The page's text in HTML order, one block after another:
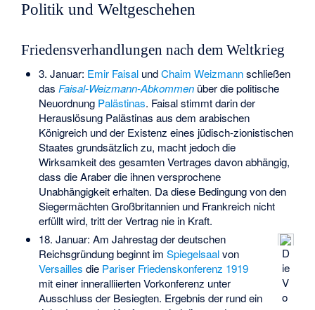
Politik und Weltgeschehen
Friedensverhandlungen nach dem Weltkrieg
3. Januar: Emir FaisalundChaim Weizmannschließen
das Faisal-Weizmann-Abkommenüber die politische
Neuordnung Palästinas. Faisal stimmt darin der
Herauslösung Palästinas aus dem arabischen
Königreich und der Existenz eines jüdisch-zionistischen
Staates grundsätzlich zu, macht jedoch die
Wirksamkeit des gesamten Vertrages davon abhängig,
dass die Araber die ihnen versprochene
Unabhängigkeit erhalten. Da diese Bedingung von den
Siegermächten Großbritannien und Frankreich nicht
erfüllt wird, tritt der Vertrag nie in Kraft.
D
ie
V
o
18. Januar: Am Jahrestag der deutschen
Reichsgründung beginnt im Spiegelsaalvon
Versailles die Pariser Friedenskonferenz 1919
mit einer inneralliierten Vorkonferenz unter
Ausschluss der Besiegten. Ergebnis der rund ein